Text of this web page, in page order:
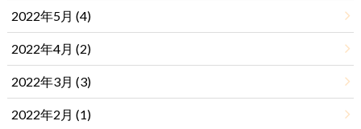
2022年5月 (4)
2022年4月 (2)
2022年3月 (3)
2022年2月 (1)